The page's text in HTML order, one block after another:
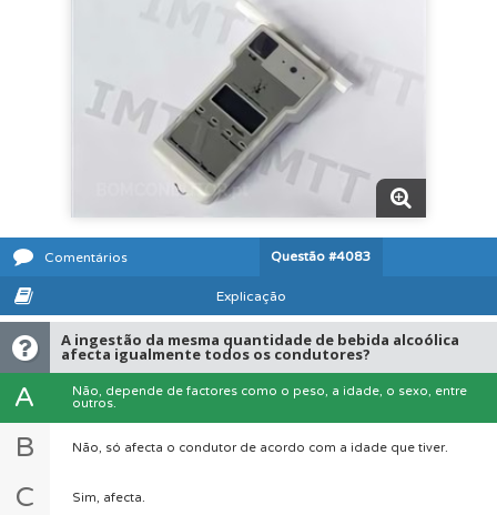
Comentários Questão #4083
Explicação
A ingestão da mesma quantidade de bebida alcoólica
afecta igualmente todos os condutores?
A
Não, depende de factores como o peso, a idade, o sexo, entre
outros.
B Não, só afecta o condutor de acordo com a idade que tiver.
C Sim, afecta.